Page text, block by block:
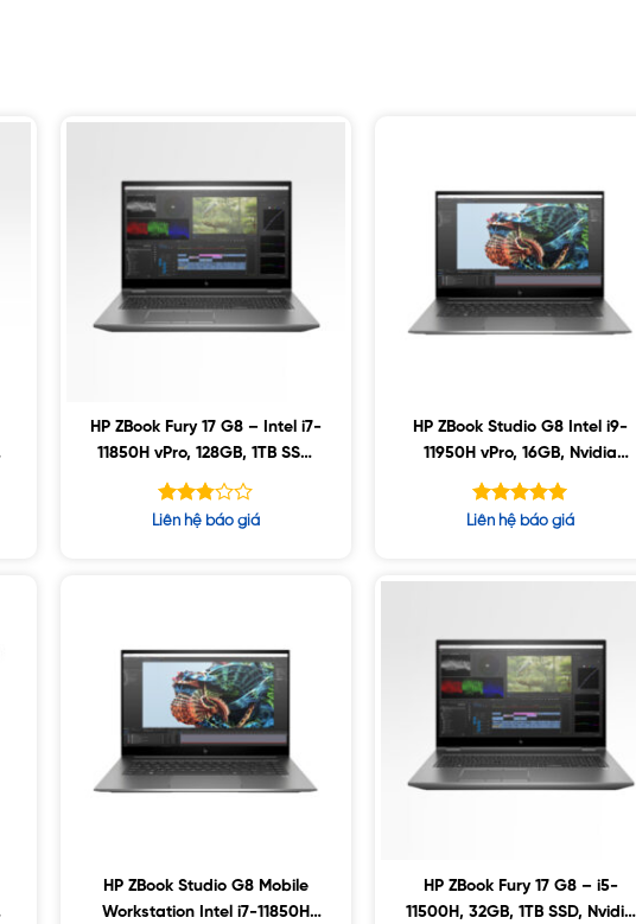
HP ZBook Fury 17 G8 – Intel i7-
11850H vPro, 128GB, 1TB SSD,
AMD W6600M 8GB, 17.3″ UHD,
Win10
Được
Liên hệ báo giá
HP ZBook Studio G8 Intel i9-
11950H vPro, 16GB, Nvidia
T1200 4GB, SSD 1TB, 15.6″ 4K
UHD, Win10
Được xếp
Liên hệ báo giá
HP ZBook Studio G8 Mobile
Workstation Intel i7-11850H
HP ZBook Fury 17 G8 – i5-
11500H, 32GB, 1TB SSD, Nvidia